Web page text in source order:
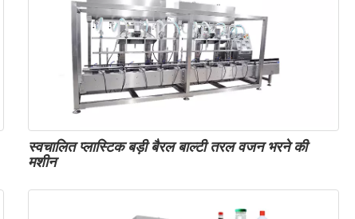
स्वचालित प्लास्टिक बड़ी बैरल बाल्टी तरल वजन भरने की
मशीन